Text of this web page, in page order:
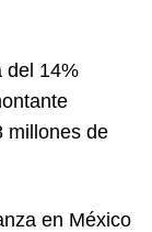
del 14%
millones de
en México